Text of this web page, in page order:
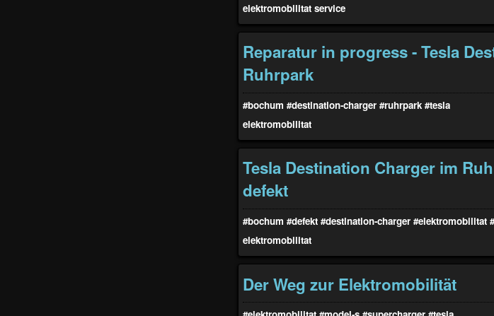
elektromobilitat service
Reparatur in progress - Tesla
Ruhrpark
#bochum #destination-charger #ruhrpark #tesla
elektromobilitat
Tesla Destination Charger im
defekt
#bochum #defekt #destination-charger #elektromobilitat
elektromobilitat
Der Weg zur Elektromobilität